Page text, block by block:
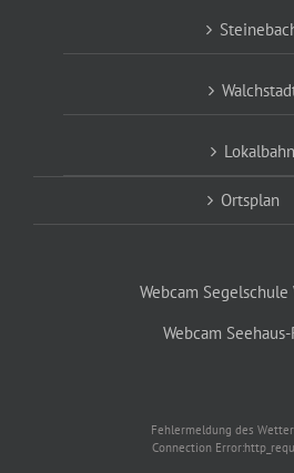
Lokalbahn
Ortsplan
Webcam Segelschule
Webcam Seehaus-
Fehlermeldung des
Connection